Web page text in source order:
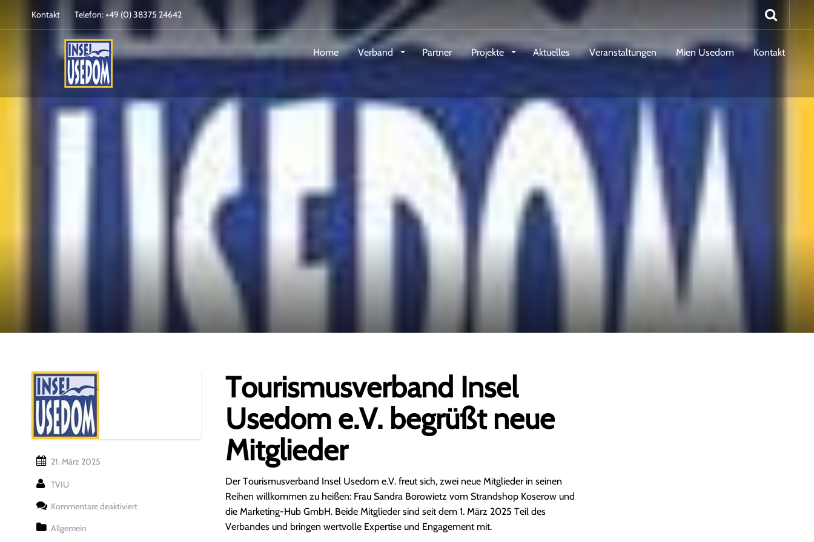
Kontakt Telefon: +49 (0) 38375 24642
Home Verband Partner Projekte Aktuelles Veranstaltungen Mien Usedom Kontakt
Tourismusverband Insel
Usedom e.V. begrüßt neue
Mitglieder
Der Tourismusverband Insel Usedom e.V. freut sich, zwei neue Mitglieder in seinen
Reihen willkommen zu heißen: Frau Sandra Borowietz vom Strandshop Koserow und
die Marketing-Hub GmbH. Beide Mitglieder sind seit dem 1. März 2025 Teil des
Verbandes und bringen wertvolle Expertise und Engagement mit.
21. März 2025
TVIU
Kommentare deaktiviertfür
Allgemein